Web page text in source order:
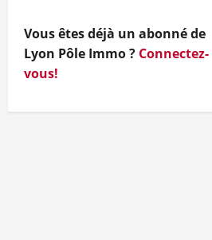
Vous êtes déjà un abonné de
Lyon Pôle Immo ? Connectez-
vous!